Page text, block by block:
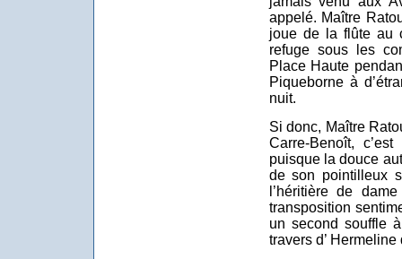
appelé. Maître
joue de la flûte au
refuge sous les
Place Haute
Piqueborne à
nuit.
Si donc, Maître
Carre-Benoît,
puisque la douce
de son pointilleux
l’héritière de
transposition
un second souffle
travers d’